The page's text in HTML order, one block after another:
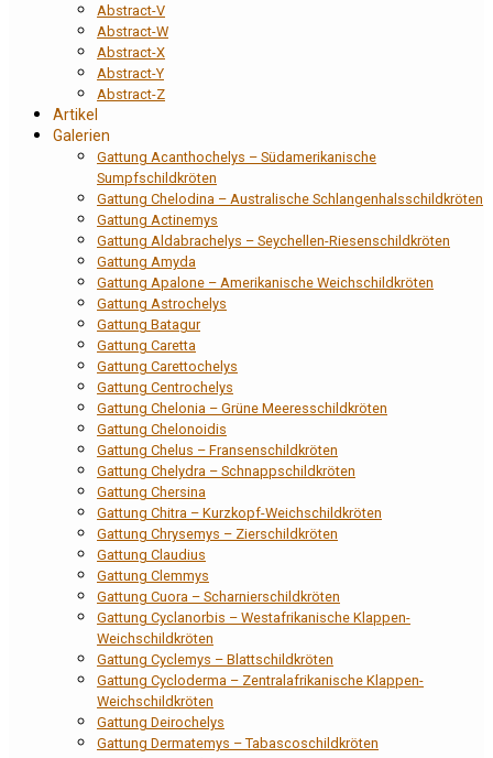
Abstract-V
Abstract-W
Abstract-X
Abstract-Y
Abstract-Z
Artikel
Galerien
Gattung Acanthochelys – Südamerikanische
Sumpfschildkröten
Gattung Chelodina – Australische Schlangenhalsschildkröten
Gattung Actinemys
Gattung Aldabrachelys – Seychellen-Riesenschildkröten
Gattung Amyda
Gattung Apalone – Amerikanische Weichschildkröten
Gattung Astrochelys
Gattung Batagur
Gattung Caretta
Gattung Carettochelys
Gattung Centrochelys
Gattung Chelonia – Grüne Meeresschildkröten
Gattung Chelonoidis
Gattung Chelus – Fransenschildkröten
Gattung Chelydra – Schnappschildkröten
Gattung Chersina
Gattung Chitra – Kurzkopf-Weichschildkröten
Gattung Chrysemys – Zierschildkröten
Gattung Claudius
Gattung Clemmys
Gattung Cuora – Scharnierschildkröten
Gattung Cyclanorbis – Westafrikanische Klappen-
Weichschildkröten
Gattung Cyclemys – Blattschildkröten
Gattung Cycloderma – Zentralafrikanische Klappen-
Weichschildkröten
Gattung Deirochelys
Gattung Dermatemys – Tabascoschildkröten